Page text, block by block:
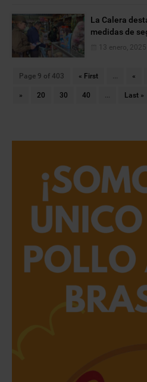
La Calera
medidas de
13 enero, 2025
Page 9 of 403 « First ... «
» 20 30 40 ... Last »